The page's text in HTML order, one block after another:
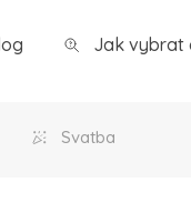
Jak vybrat
Svatba